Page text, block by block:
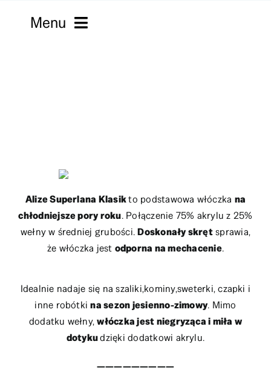
Menu
Robótki
Sklepy
Alize Superlana Klasikto podstawowa włóczka na
chłodniejsze pory roku. Połączenie 75% akrylu z 25%
wełny w średniej grubości.Doskonały skrętsprawia,
że włóczka jest odporna na mechacenie.
Idealnie nadaje się na szaliki,kominy,sweterki, czapki i
inne robótkina sezon jesienno-zimowy. Mimo
dodatku wełny,włóczka jest niegryząca i miła w
dotykudzięki dodatkowi akrylu.
—————————